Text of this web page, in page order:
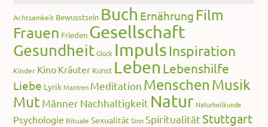
Achtsamkeit Bewusstsein Buch Ernährung Film
Frauen Frieden Gesellschaft
Gesundheit Glück Impuls Inspiration
Kinder Kino Kräuter Kunst Leben Lebenshilfe
Liebe Lyrik Mantren Meditation Menschen Musik
Mut MännerNachhaltigkeit Natur Naturheilkunde
Psychologie Rituale Sexualität Sinn SpiritualitätStuttgart